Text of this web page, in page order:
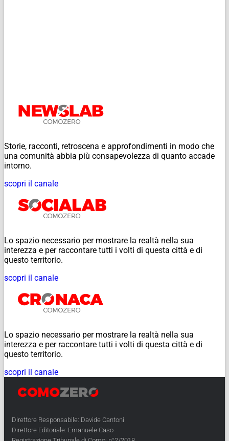
Storie, racconti, retroscena e approfondimenti in modo che
una comunità abbia più consapevolezza di quanto accade
intorno.
scopri il canale
Lo spazio necessario per mostrare la realtà nella sua
interezza e per raccontare tutti i volti di questa città e di
questo territorio.
scopri il canale
Lo spazio necessario per mostrare la realtà nella sua
interezza e per raccontare tutti i volti di questa città e di
questo territorio.
scopri il canale
Direttore Responsabile: Davide Cantoni
Direttore Editoriale: Emanuele Caso